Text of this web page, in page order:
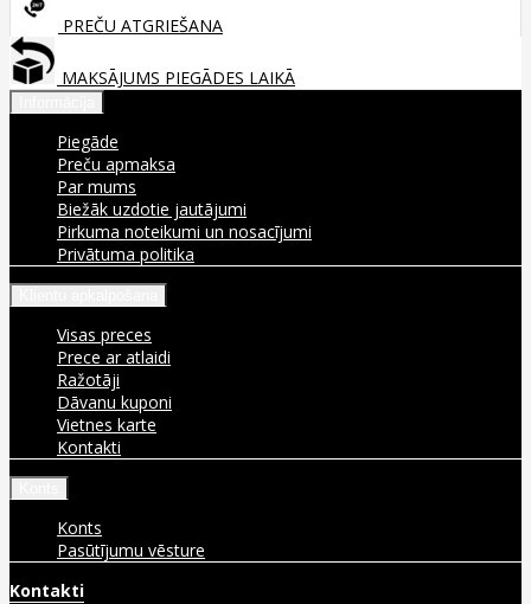
PREČU ATGRIEŠANA
MAKSĀJUMS PIEGĀDES LAIKĀ
Piegāde
Preču apmaksa
Par mums
Biežāk uzdotie jautājumi
Pirkuma noteikumi un nosacījumi
Privātuma politika
Visas preces
Prece ar atlaidi
Ražotāji
Dāvanu kuponi
Vietnes karte
Kontakti
Konts
Pasūtījumu vēsture
Kontakti